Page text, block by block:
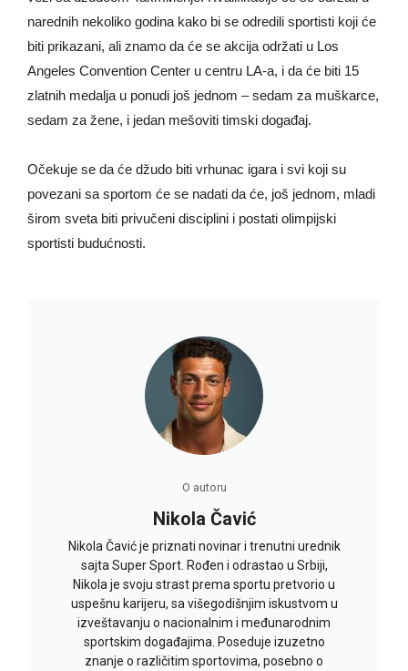
narednih nekoliko godina kako bi se odredili sportisti koji će
biti prikazani, ali znamo da će se akcija održati u Los
Angeles Convention Center u centru LA-a, i da će biti 15
zlatnih medalja u ponudi još jednom – sedam za muškarce,
sedam za žene, i jedan mešoviti timski događaj.
Očekuje se da će džudo biti vrhunac igara i svi koji su
povezani sa sportom će se nadati da će, još jednom, mladi
širom sveta biti privučeni disciplini i postati olimpijski
sportisti budućnosti.
O autoru
Nikola Čavić
Nikola Čavić je priznati novinar i trenutni urednik
sajta Super Sport. Rođen i odrastao u Srbiji,
Nikola je svoju strast prema sportu pretvorio u
uspešnu karijeru, sa višegodišnjim iskustvom u
izveštavanju o nacionalnim i međunarodnim
sportskim događajima. Poseduje izuzetno
znanje o različitim sportovima, posebno o